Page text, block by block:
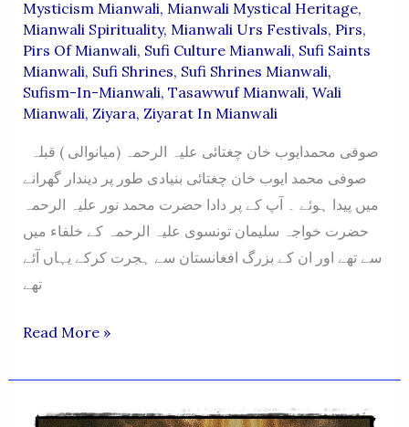
Mysticism Mianwali, Mianwali Mystical Heritage,
Mianwali Spirituality, Mianwali Urs Festivals, Pirs,
Pirs Of Mianwali, Sufi Culture Mianwali, Sufi Saints
Mianwali, Sufi Shrines, Sufi Shrines Mianwali,
Sufism-In-Mianwali, Tasawwuf Mianwali, Wali
Mianwali, Ziyara, Ziyarat In Mianwali
صوفی محمد ایوب خان چغتائی بنیادی طور پر دیندار گھرانے
میں پیدا ہوئے ۔ آپ کے پر دادا حضرت محمد نور علیہ الرحمہ
حضرت خواجہ سلیمان تونسوی علیہ الرحمہ کے خلفاء میں
سے تھے اور ان کے بزرگ افغانستان سے ہجرت کرکے یہاں آئے
تھے
Sufi
Ayub
Khan
Read More »